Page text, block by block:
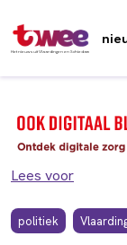
Het nieuws uit Vlaardingen en Schiedam
Lees voor
politiek